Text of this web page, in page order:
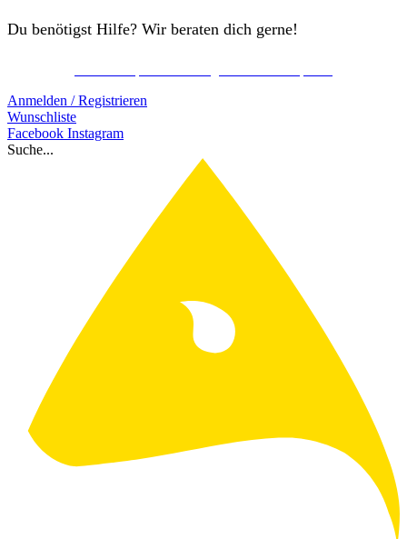
Du benötigst Hilfe? Wir beraten dich gerne!
Anmelden / Registrieren
Wunschliste
Facebook Instagram
Suche...